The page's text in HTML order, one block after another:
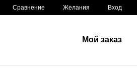
Сравнение Желания Вход
Мой заказ